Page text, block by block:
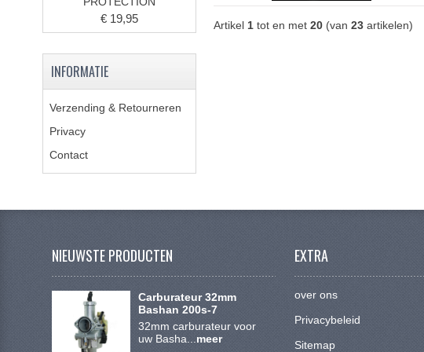
Artikel 1tot en met 20(van 23artikelen)
€ 19,95
INFORMATIE
Verzending & Retourneren
Privacy
Contact
NIEUWSTE PRODUCTEN
Carburateur 32mm
Bashan 200s-7
32mm carburateur voor
uw Basha... meer
EXTRA
over ons
Privacybeleid
Sitemap